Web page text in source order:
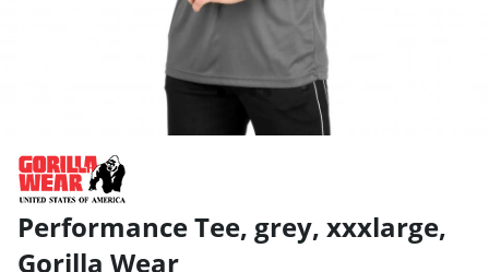
Performance Tee, grey, xxxlarge,
Gorilla Wear